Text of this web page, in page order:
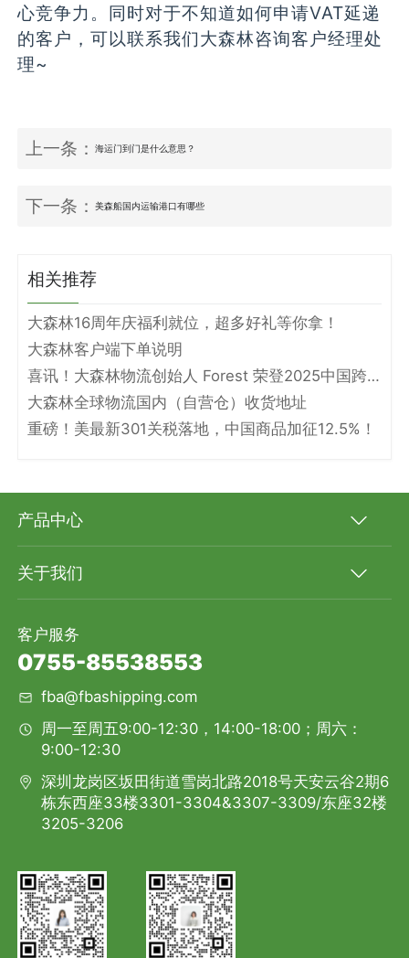
心竞争力。同时对于不知道如何申请VAT延递
的客户，可以联系我们大森林咨询客户经理处
理~
上一条：海运门到门是什么意思？
下一条：美森船国内运输港口有哪些
相关推荐
大森林16周年庆福利就位，超多好礼等你拿！
大森林客户端下单说明
喜讯！大森林物流创始人 Forest 荣登2025中国跨境电商物流名人堂！
大森林全球物流国内（自营仓）收货地址
重磅！美最新301关税落地，中国商品加征12.5%！
产品中心
关于我们
客户服务
0755-85538553
fba@fbashipping.com
周一至周五9:00-12:30，14:00-18:00；周六：
9:00-12:30
深圳龙岗区坂田街道雪岗北路2018号天安云谷2期6
栋东西座33楼3301-3304&3307-3309/东座32楼
3205-3206